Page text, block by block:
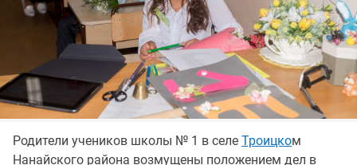
Родители учеников школы № 1 в селе Троицком
Нанайского района возмущены положением дел в